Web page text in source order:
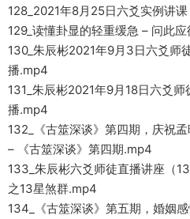
128_2021年8月25日六爻实例讲
129_读懂卦显的轻重缓急 – 问此
130_朱辰彬2021年9月3日六爻师
播.mp4
131_朱辰彬2021年9月18日六爻
播.mp4
132_《古筮深谈》第四期，庆祝
– 《古筮深谈》第四期.mp4
133_朱辰彬六爻师徒直播讲座（
之13星煞群.mp4
134_《古筮深谈》第五期，婚姻